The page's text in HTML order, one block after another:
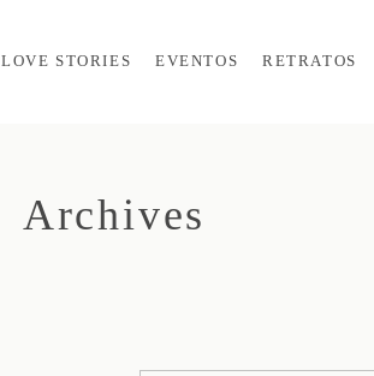
LOVE STORIES EVENTOS RETRATOS
Archives